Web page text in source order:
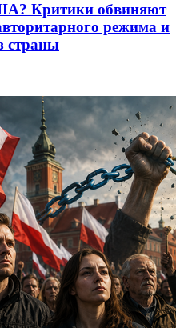
Критики обвиняют
режима и
страны